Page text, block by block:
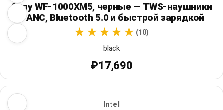
Sony WF-1000XM5, черные — TWS-наушники
с ANC, Bluetooth 5.0 и быстрой зарядкой
(10)
black
₽17,690
Intel